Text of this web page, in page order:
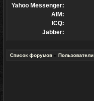
Yahoo Messenger:
AIM:
ICQ:
Jabber:
Список форумов » Пользователи